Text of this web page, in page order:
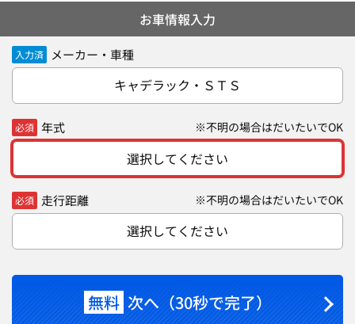
お車情報入力
入力済 メーカー・車種
キャデラック・ＳＴＳ
必須 年式 ※不明の場合はだいたいでOK
選択してください
必須 走行距離 ※不明の場合はだいたいでOK
選択してください
無料 次へ（30秒で完了）